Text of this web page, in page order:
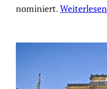
nominiert.Weiterlesen